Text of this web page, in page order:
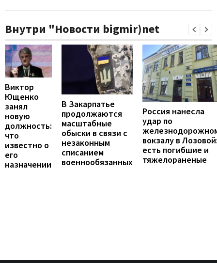
Внутри "Новости bigmir)net
Виктор
Ющенко
занял
новую
должность:
что
известно о
его
назначении
В Закарпатье
продолжаются
масштабные
обыски в связи с
незаконным
списанием
военнообязанных
Россия нанесла
удар по
вокзалу в
есть погибшие и
тяжелораненые